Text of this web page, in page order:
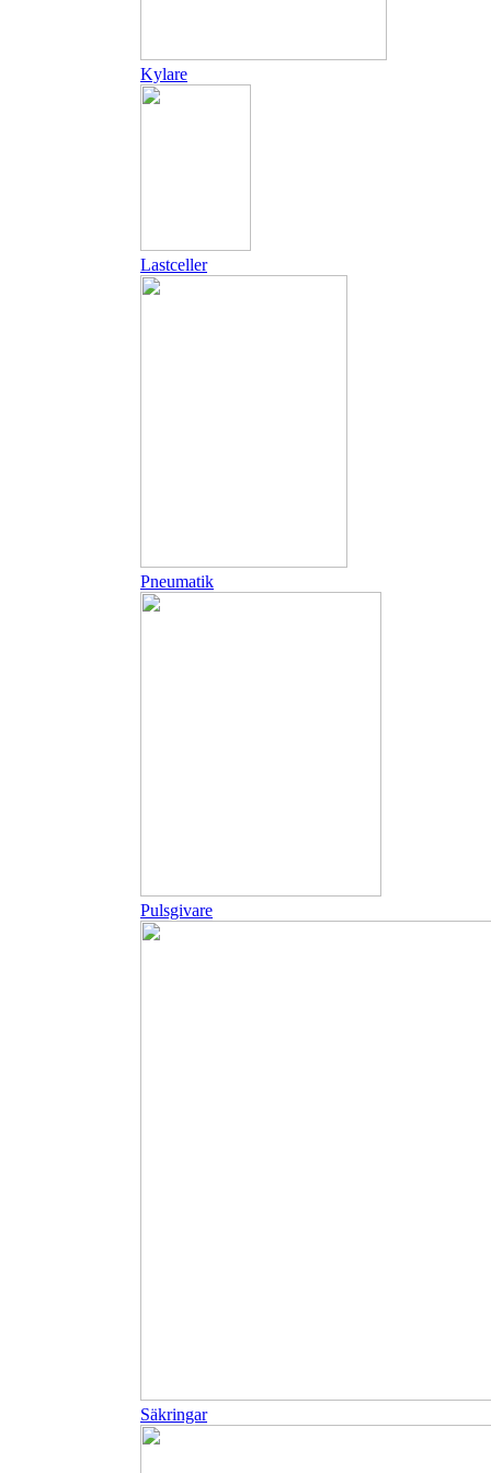
Kylare
Lastceller
Pneumatik
Pulsgivare
Säkringar